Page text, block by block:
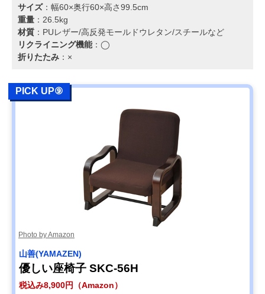
サイズ：幅60×奥行60×高さ99.5cm
重量 ：26.5kg
材質 ：PUレザー/高反発モールドウレタン/スチールなど
リクライニング機能：◯
折りたたみ ：×
PICK UP⑨
Photo by Amazon
‎山善(YAMAZEN)
優しい座椅子 SKC-56H
税込み8,900円（Amazon）